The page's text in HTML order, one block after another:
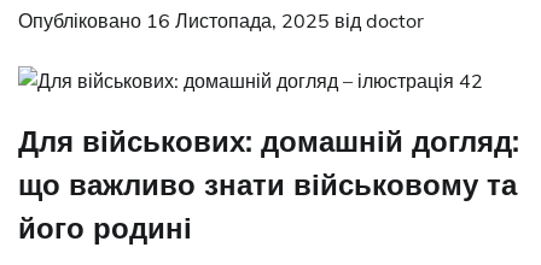
Опубліковано 16 Листопада, 2025 від doctor
Для військових: домашній догляд:
що важливо знати військовому та
його родині